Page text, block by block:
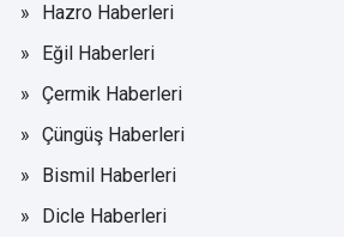
Hazro Haberleri
Eğil Haberleri
Çermik Haberleri
Çüngüş Haberleri
Bismil Haberleri
Dicle Haberleri